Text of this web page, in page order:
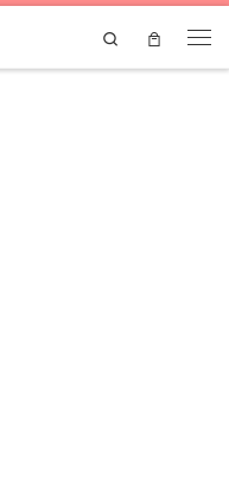
Search